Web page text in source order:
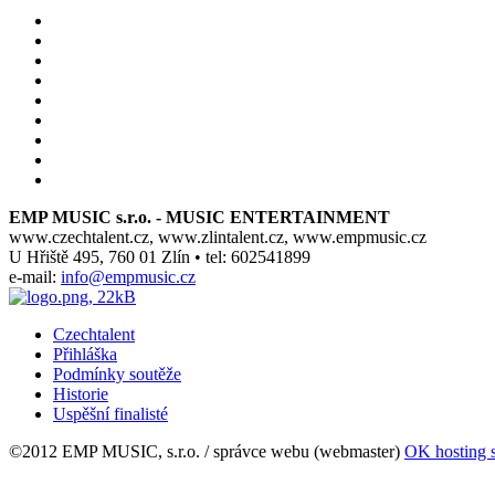
EMP MUSIC s.r.o. - MUSIC ENTERTAINMENT
www.czechtalent.cz, www.zlintalent.cz, www.empmusic.cz
U Hřiště 495, 760 01 Zlín • tel: 602541899
e-mail: info@empmusic.cz
Czechtalent
Přihláška
Podmínky soutěže
Historie
Uspěšní finalisté
©2012 EMP MUSIC, s.r.o. / správce webu (webmaster) OK hosting